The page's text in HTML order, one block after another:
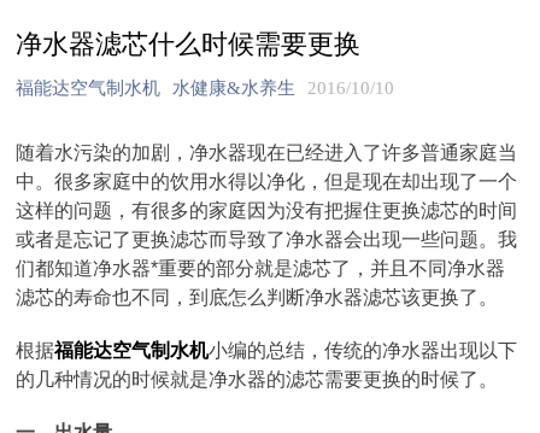
净水器滤芯什么时候需要更换
福能达空气制水机 水健康&水养生 2016/10/10
随着水污染的加剧，净水器现在已经进入了许多普通家庭当
中。很多家庭中的饮用水得以净化，但是现在却出现了一个
这样的问题，有很多的家庭因为没有把握住更换滤芯的时间
或者是忘记了更换滤芯而导致了净水器会出现一些问题。我
们都知道净水器*重要的部分就是滤芯了，并且不同净水器
滤芯的寿命也不同，到底怎么判断净水器滤芯该更换了。
根据福能达空气制水机小编的总结，传统的净水器出现以下
的几种情况的时候就是净水器的滤芯需要更换的时候了。